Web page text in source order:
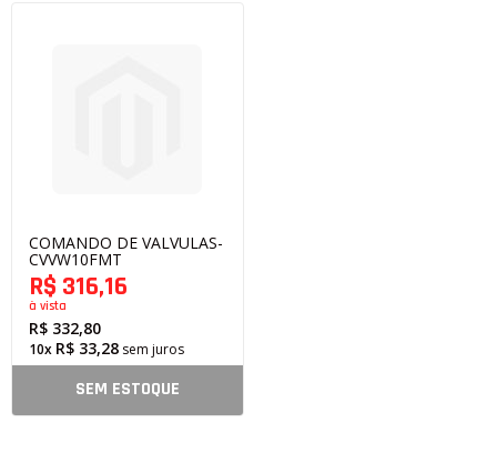
COMANDO DE VALVULAS-
CVVW10FMT
R$ 332,80
R$ 316,16
à vista
10x R$ 33,28 sem juros
SEM ESTOQUE